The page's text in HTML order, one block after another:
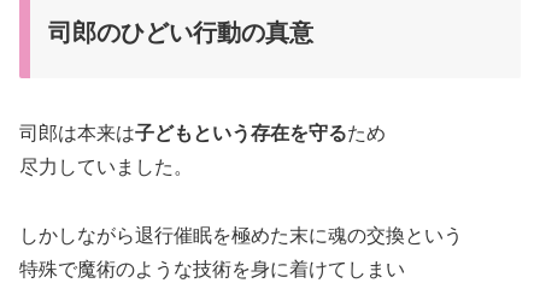
司郎のひどい行動の真意
司郎は本来は子どもという存在を守るため
尽力していました。
しかしながら退行催眠を極めた末に魂の交換という
特殊で魔術のような技術を身に着けてしまい